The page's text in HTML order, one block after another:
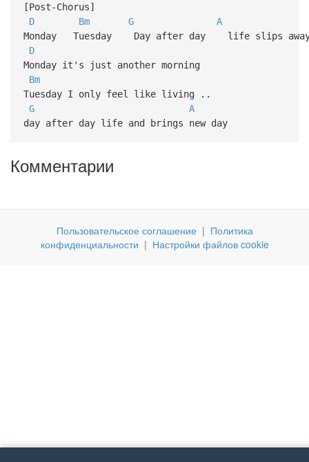
[Post-Chorus]
D
Bm G
A
Monday Tuesday Day after day life slips
D
Monday it's just another morning
Bm
Tuesday I only feel like living ..
G
A
day after day life and brings new day
Комментарии
Пользовательское соглашение | Политика
конфиденциальности | Настройки файлов cookie